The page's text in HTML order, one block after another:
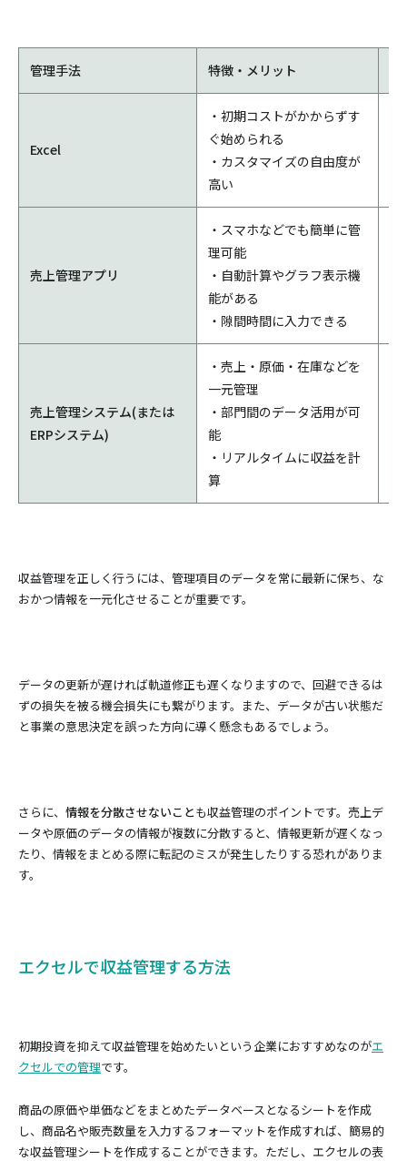
管理手法 特徴・メリット
Excel
・初期コストがかからずす
ぐ始められる
・カスタマイズの自由度が
高い
売上管理アプリ
・スマホなどでも簡単に管
理可能
・自動計算やグラフ表示機
能がある
・隙間時間に入力できる
売上管理システム(または
ERPシステム)
・売上・原価・在庫などを
一元管理
・部門間のデータ活用が可
能
・リアルタイムに収益を計
算
収益管理を正しく行うには、管理項目のデータを常に最新に保ち、な
おかつ情報を一元化させることが重要です。
データの更新が遅ければ軌道修正も遅くなりますので、回避できるは
ずの損失を被る機会損失にも繋がります。また、データが古い状態だ
と事業の意思決定を誤った方向に導く懸念もあるでしょう。
さらに、 情報を分散させないことも収益管理のポイントです。売上デ
ータや原価のデータの情報が複数に分散すると、情報更新が遅くなっ
たり、情報をまとめる際に転記のミスが発生したりする恐れがありま
す。
エクセルで収益管理する方法
初期投資を抑えて収益管理を始めたいという企業におすすめなのがエ
クセルでの管理です。
商品の原価や単価などをまとめたデータベースとなるシートを作成
し、商品名や販売数量を入力するフォーマットを作成すれば、簡易的
な収益管理シートを作成することができます。ただし、エクセルの表